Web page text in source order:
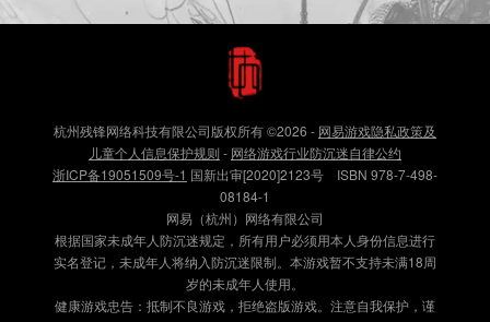
杭州残锋网络科技有限公司版权所有©2026 - 网易游戏隐私政策及
儿童个人信息保护规则- 网络游戏行业防沉迷自律公约
浙ICP备19051509号-1 国新出审[2020]2123号 ISBN 978-7-498-
08184-1
网易（杭州）网络有限公司
根据国家未成年人防沉迷规定，所有用户必须用本人身份信息进行
实名登记，未成年人将纳入防沉迷限制。本游戏暂不支持未满18周
岁的未成年人使用。
健康游戏忠告：抵制不良游戏，拒绝盗版游戏。注意自我保护，谨